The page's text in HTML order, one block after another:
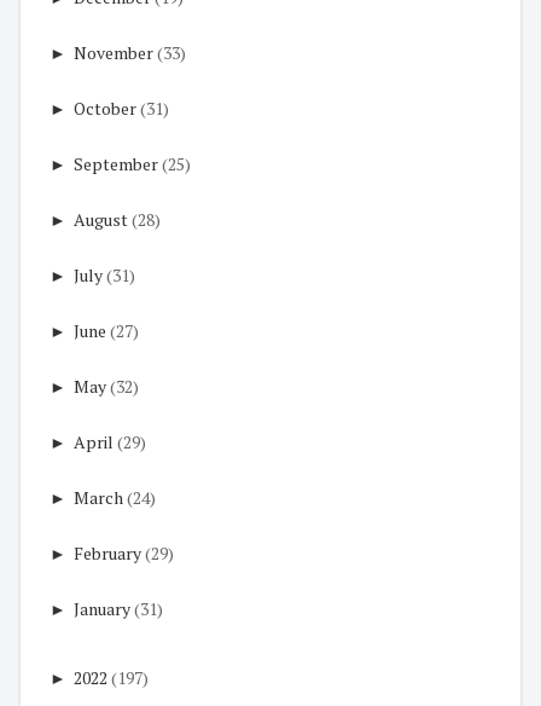
► November(33)
► October(31)
► September(25)
► August(28)
► July(31)
► June (27)
► May(32)
► April (29)
► March(24)
► February(29)
► January(31)
► 2022 (197)